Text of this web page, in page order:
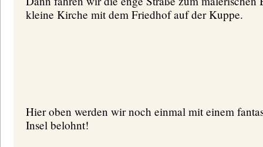
kleine Kirche mit dem Friedhof auf der Kuppe.
Hier oben werden wir noch einmal mit einem
Insel belohnt!